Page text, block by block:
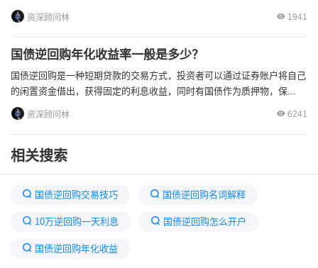
资深顾问林 1941
国债逆回购年化收益率一般是多少？
国债逆回购是一种短期贷款的交易方式，投资者可以通过证券账户将自己
的闲置资金借出，获得固定的利息收益，同时有国债作为质押物，保...
资深顾问林 6241
相关搜索
国债逆回购交易技巧 国债逆回购名词解释
10万逆回购一天利息 国债逆回购怎么开户
国债逆回购年化收益